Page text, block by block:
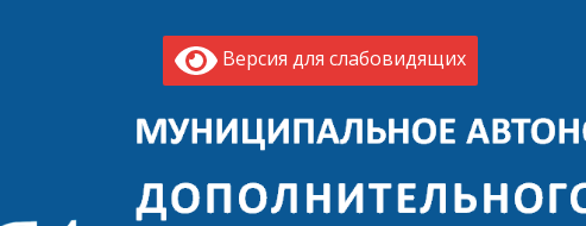
Версия для слабовидящих